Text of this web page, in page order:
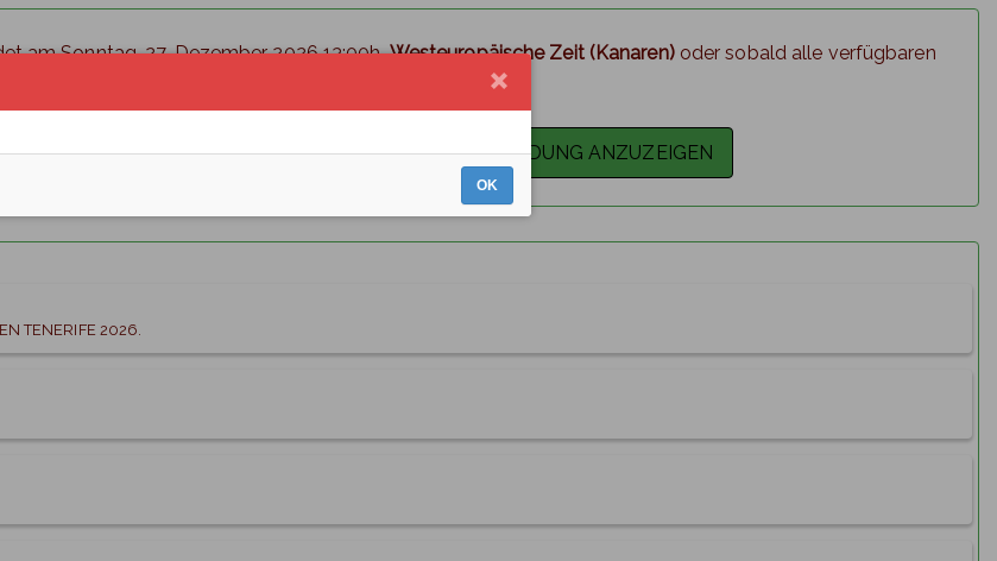
am Sonntag, 27. Dezember 2026 13:00h.Westeuropäische Zeit (Kanaren)oder sobald alle verfügbaren
TENERIFE 2026.
OK